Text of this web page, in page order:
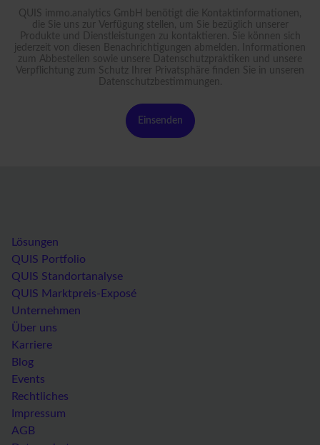
QUIS immo.analytics GmbH benötigt die Kontaktinformationen,
die Sie uns zur Verfügung stellen, um Sie bezüglich unserer
Produkte und Dienstleistungen zu kontaktieren. Sie können sich
jederzeit von diesen Benachrichtigungen abmelden. Informationen
zum Abbestellen sowie unsere Datenschutzpraktiken und unsere
Verpflichtung zum Schutz Ihrer Privatsphäre finden Sie in unseren
Datenschutzbestimmungen .
Lösungen
QUIS Portfolio
QUIS Standortanalyse
QUIS Marktpreis-Exposé
Unternehmen
Über uns
Karriere
Blog
Events
Rechtliches
Impressum
AGB